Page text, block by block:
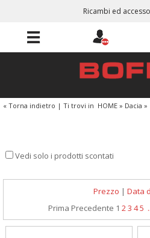
Ricambi ed
« Torna indietro | Ti trovi in HOME » Dacia »
Vedi solo i prodotti scontati
Prezzo | Data
Prima Precedente 1 23 45